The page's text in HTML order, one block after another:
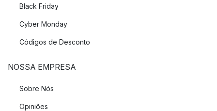
Black Friday
Cyber Monday
Códigos de Desconto
NOSSA EMPRESA
Sobre Nós
Opiniões